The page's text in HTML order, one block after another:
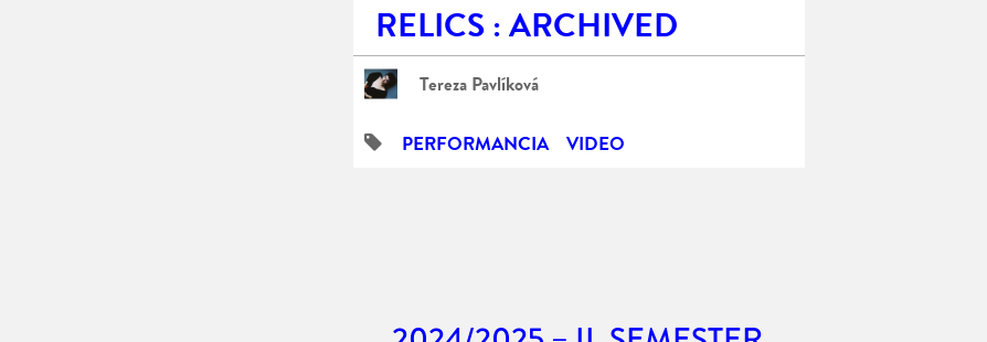
RELICS : ARCHIVED
Tereza Pavlíková
PERFORMANCIA VIDEO